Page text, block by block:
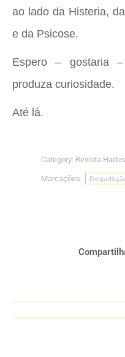
ao lado da Histeria,
e da Psicose.
Espero – gostaria
produza curiosidade.
Até lá.
Category: Revista
Marcações:
Navegação